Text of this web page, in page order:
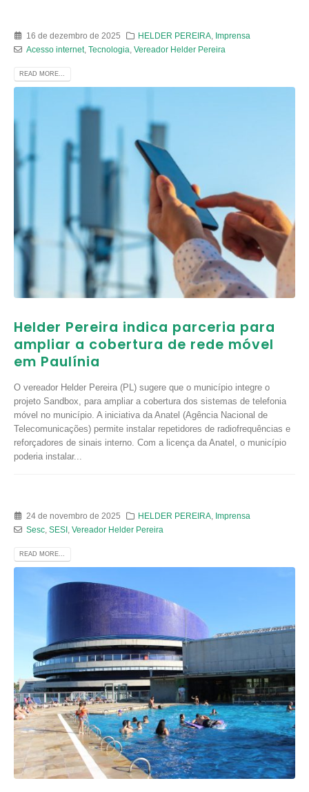
16 de dezembro de 2025 HELDER PEREIRA
Imprensa
Acesso internet, Tecnologia Vereador Helder Pereira
READ MORE...
Helder Pereira indica parceria para
ampliar a cobertura de rede móvel
em Paulínia
O vereador Helder Pereira (PL) sugere que o município integre o
projeto Sandbox, para ampliar a cobertura dos sistemas de telefonia
móvel no município. A iniciativa da Anatel (Agência Nacional de
Telecomunicações) permite instalar repetidores de radiofrequências e
reforçadores de sinais interno. Com a licença da Anatel, o município
poderia instalar...
24 de novembro de 2025 HELDER PEREIRA
Imprensa
Sesc, SESI Vereador Helder Pereira
READ MORE...